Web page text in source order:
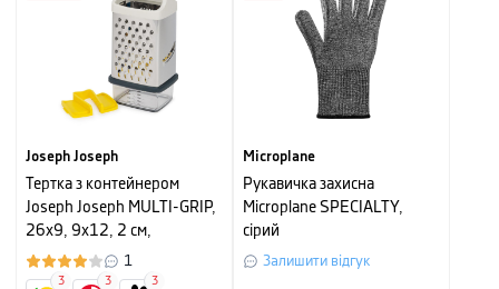
Joseph Joseph
Тертка з контейнером
Joseph Joseph MULTI-GRIP,
26x9, 9x12, 2 см,
сріблястий
1
3 3 3
Microplane
Рукавичка захисна
Microplane SPECIALTY,
сірий
Залишити відгук